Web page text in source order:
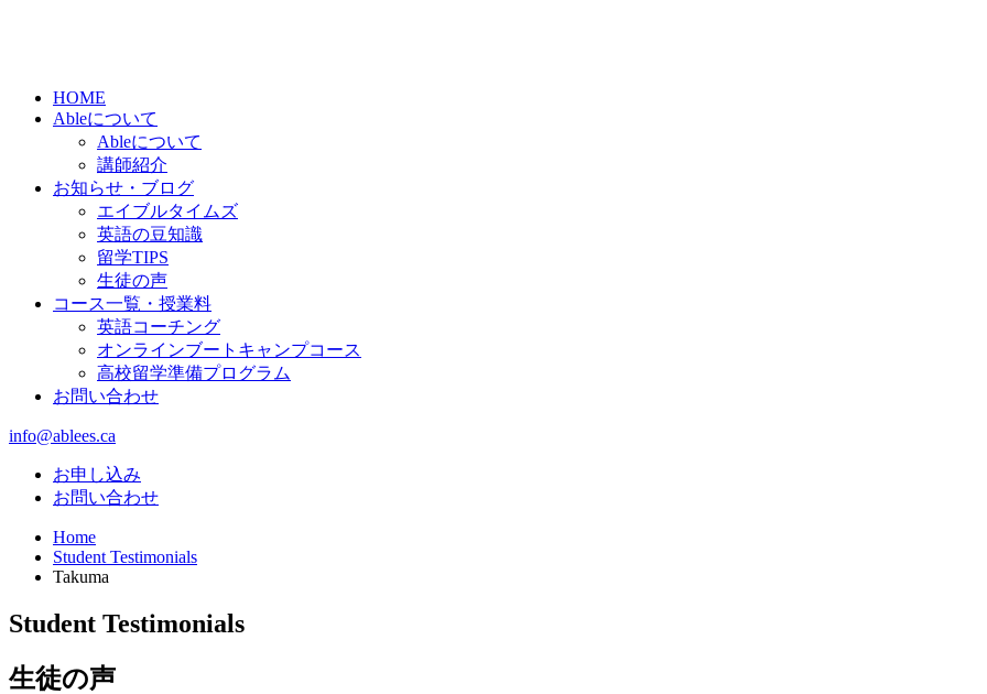
HOME
Ableについて
Ableについて
講師紹介
お知らせ・ブログ
エイブルタイムズ
英語の豆知識
留学TIPS
生徒の声
コース一覧・授業料
英語コーチング
オンラインブートキャンプコース
高校留学準備プログラム
お問い合わせ
info@ablees.ca
お申し込み
お問い合わせ
Home
Student Testimonials
Takuma
Student Testimonials
生徒の声